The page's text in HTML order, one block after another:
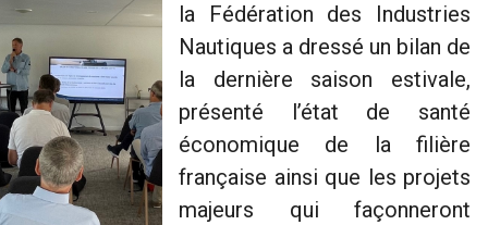
la Fédération des Industries
Nautiques a dressé un bilan de
la dernière saison estivale,
présenté l’état de santé
économique de la filière
française ainsi que les projets
majeurs qui façonneront